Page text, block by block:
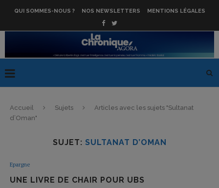
QUI SOMMES-NOUS ? NOS NEWSLETTERS MENTIONS LÉGALES
Accueil Sujets
Articles avec les sujets "Sultanat
d’Oman"
SUJET: SULTANAT D’OMAN
Epargne
UNE LIVRE DE CHAIR POUR UBS